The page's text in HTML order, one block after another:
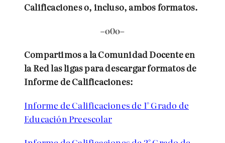
Calificaciones o, incluso, ambos formatos.
–o0o–
Compartimos a la Comunidad Docente en
la Red las ligas para descargar formatos de
Informe de Calificaciones:
Informe de Calificaciones de 1° Grado de
Educación Preescolar